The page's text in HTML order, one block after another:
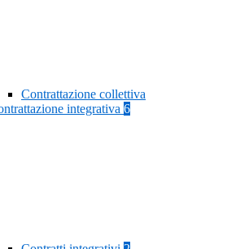
Contrattazione collettiva
integrativa 6